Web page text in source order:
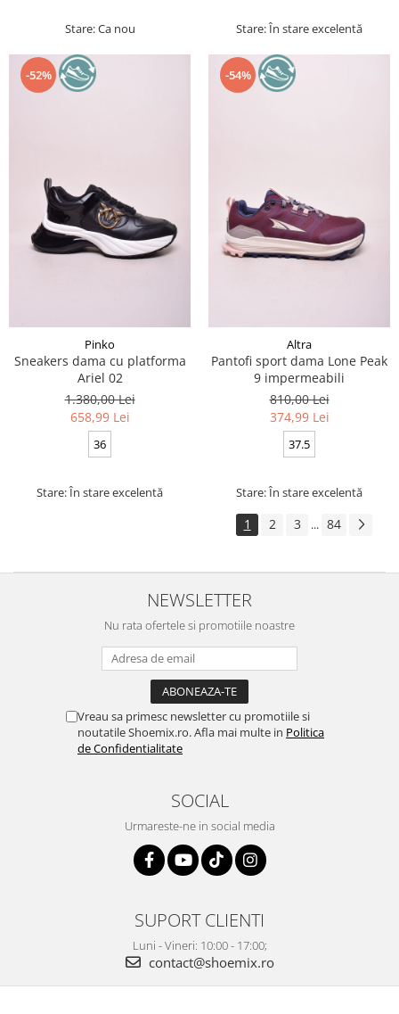
Stare: Ca nou Stare: În stare excelentă
-52%
Pinko
Sneakers dama cu platforma
Ariel 02
1.380,00 Lei
658,99 Lei
36
Stare: În stare excelentă
-54%
Altra
Pantofi sport dama Lone Peak
9 impermeabili
810,00 Lei
374,99 Lei
37.5
Stare: În stare excelentă
1 2 3 ... 84
NEWSLETTER
Nu rata ofertele si promotiile noastre
Vreau sa primesc newsletter cu promotiile si
noutatile Shoemix.ro. Afla mai multe in Politica
de Confidentialitate
SOCIAL
Urmareste-ne in social media
SUPORT CLIENTI
Luni - Vineri: 10:00 - 17:00;
contact@shoemix.ro